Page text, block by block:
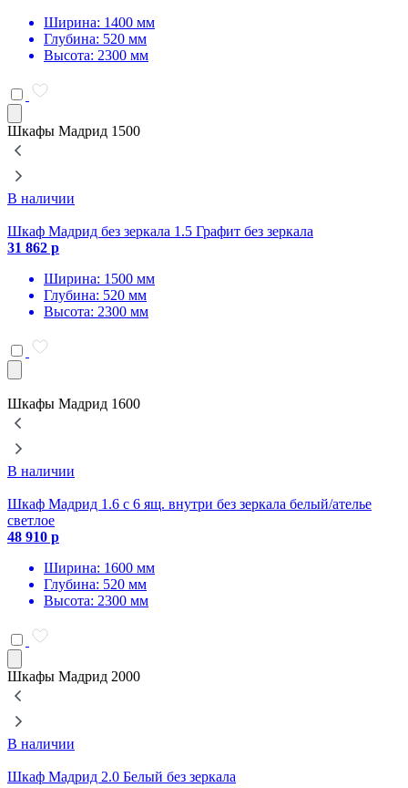
Ширина: 1400 мм
Глубина: 520 мм
Высота: 2300 мм
Шкафы Мадрид 1500
В наличии
Шкаф Мадрид без зеркала 1.5 Графит без зеркала
31 862 р
Ширина: 1500 мм
Глубина: 520 мм
Высота: 2300 мм
Шкафы Мадрид 1600
В наличии
Шкаф Мадрид 1.6 с 6 ящ. внутри без зеркала белый/ателье
светлое
48 910 р
Ширина: 1600 мм
Глубина: 520 мм
Высота: 2300 мм
Шкафы Мадрид 2000
В наличии
Шкаф Мадрид 2.0 Белый без зеркала